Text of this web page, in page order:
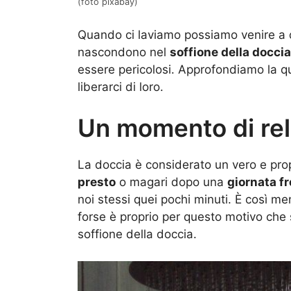
Quando ci laviamo possiamo venire
nascondono nel soffione della doccia
essere pericolosi. Approfondiamo la
liberarci di loro.
Un momento di
La doccia è considerato un vero e
presto o magari dopo una giornata
noi stessi quei pochi minuti. È così
forse è proprio per questo motivo
soffione della doccia.